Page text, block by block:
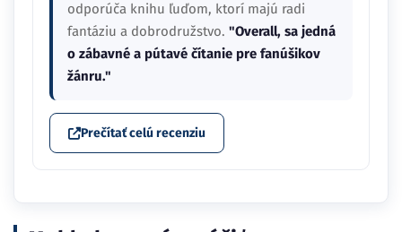
odporúča knihu ľuďom, ktorí majú radi
fantáziu a dobrodružstvo. "Overall, sa jedná
o zábavné a pútavé čítanie pre fanúšikov
žánru."
Prečítať celú recenziu